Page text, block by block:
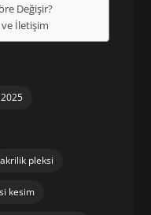
Değişir?
İletişim
akrilik pleksi
kesim